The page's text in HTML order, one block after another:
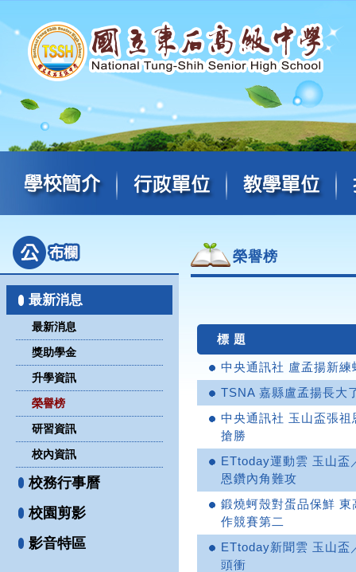
最新消息
最新消息
獎助學金
升學資訊
榮譽榜
研習資訊
校內資訊
校務行事曆
校園剪影
影音特區
榮譽榜
標 題
中央通訊社 盧孟揚新
TSNA 嘉縣盧孟揚長
中央通訊社 玉山盃張
搶勝
ETtoday運動雲 玉山
恩鑽內角難攻
鍛燒蚵殼對蛋品保鮮
作競賽第二
ETtoday新聞雲 玉山
頭衝